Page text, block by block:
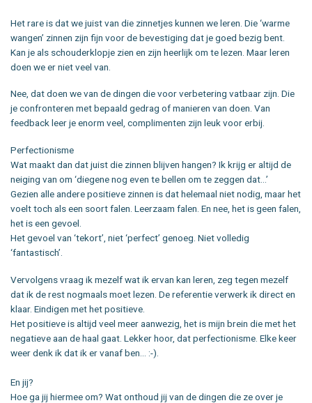
Het rare is dat we juist van die zinnetjes kunnen we leren. Die ‘warme
wangen’ zinnen zijn fijn voor de bevestiging dat je goed bezig bent.
Kan je als schouderklopje zien en zijn heerlijk om te lezen. Maar leren
doen we er niet veel van.
Nee, dat doen we van de dingen die voor verbetering vatbaar zijn. Die
je confronteren met bepaald gedrag of manieren van doen. Van
feedback leer je enorm veel, complimenten zijn leuk voor erbij.
Perfectionisme
Wat maakt dan dat juist die zinnen blijven hangen? Ik krijg er altijd de
neiging van om ‘diegene nog even te bellen om te zeggen dat…’
Gezien alle andere positieve zinnen is dat helemaal niet nodig, maar het
voelt toch als een soort falen. Leerzaam falen. En nee, het is geen falen,
het is een gevoel.
Het gevoel van ‘tekort’, niet ‘perfect’ genoeg. Niet volledig
‘fantastisch’.
Vervolgens vraag ik mezelf wat ik ervan kan leren, zeg tegen mezelf
dat ik de rest nogmaals moet lezen. De referentie verwerk ik direct en
klaar. Eindigen met het positieve.
Het positieve is altijd veel meer aanwezig, het is mijn brein die met het
negatieve aan de haal gaat. Lekker hoor, dat perfectionisme. Elke keer
weer denk ik dat ik er vanaf ben… :-).
En jij?
Hoe ga jij hiermee om? Wat onthoud jij van de dingen die ze over je